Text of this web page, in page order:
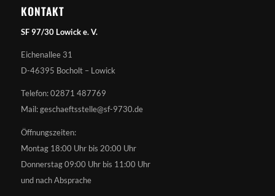
KONTAKT
SF 97/30 Lowick e. V.
Eichenallee 31
D-46395 Bocholt – Lowick
Telefon: 02871 487769
Mail: geschaeftsstelle@sf-9730.de
Öffnungszeiten:
Montag 18:00 Uhr bis 20:00 Uhr
Donnerstag 09:00 Uhr bis 11:00 Uhr
und nach Absprache